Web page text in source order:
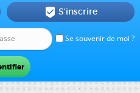
Se souvenir de moi ?
 S'inscrire